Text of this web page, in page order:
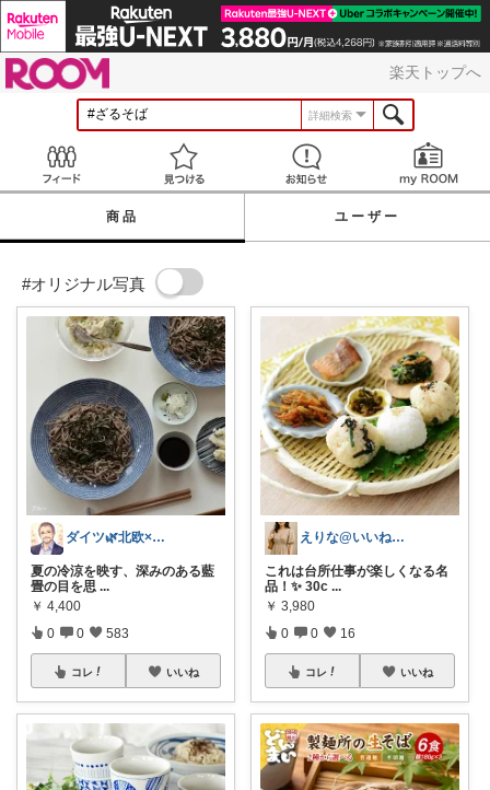
楽天トップへ
詳細検索
見つける お知らせ
商品 ユーザー
#オリジナル写真
ダイツ🌿北欧×日本｜無理のない道具選び
夏の冷涼を映す、深みのある藍
畳の目を思 ...
￥ 4,400
0 0 583
コレ いいね
えりな@いいね100%バック💓
これは台所仕事が楽しくなる名
品！✨ 30c ...
￥ 3,980
0 0 16
コレ いいね